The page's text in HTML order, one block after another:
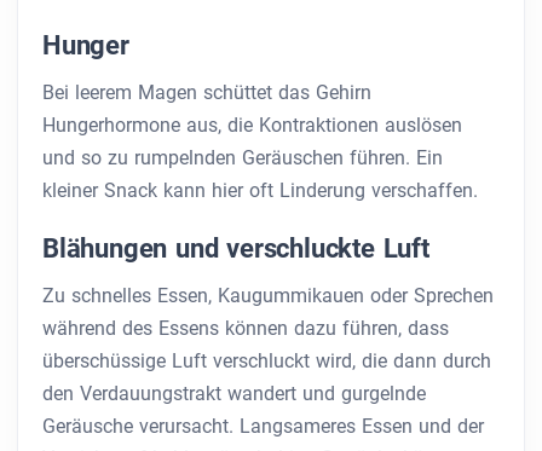
Hunger
Bei leerem Magen schüttet das Gehirn
Hungerhormone aus, die Kontraktionen auslösen
und so zu rumpelnden Geräuschen führen. Ein
kleiner Snack kann hier oft Linderung verschaffen.
Blähungen und verschluckte Luft
Zu schnelles Essen, Kaugummikauen oder Sprechen
während des Essens können dazu führen, dass
überschüssige Luft verschluckt wird, die dann durch
den Verdauungstrakt wandert und gurgelnde
Geräusche verursacht. Langsameres Essen und der